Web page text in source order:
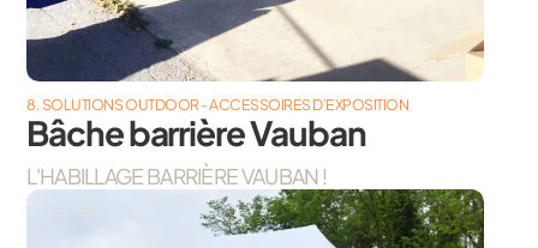
8. SOLUTIONS OUTDOOR - ACCESSOIRES D’EXPOSITION
Bâche barrière Vauban
L'HABILLAGE BARRIÈRE VAUBAN !